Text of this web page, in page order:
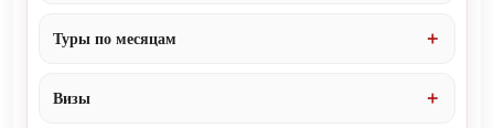
Туры по месяцам
Визы